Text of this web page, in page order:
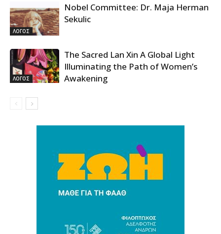
ΛΟΓΟΣ
Nobel Committee: Dr. Maja Herman
Sekulic
ΛΟΓΟΣ
The Sacred Lan Xin A Global Light
Illuminating the Path of Women’s
Awakening